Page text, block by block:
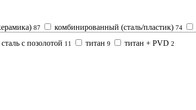
87 комбинированный (сталь/пластик) 74
сталь с позолотой 11 титан 9 титан + PVD 2